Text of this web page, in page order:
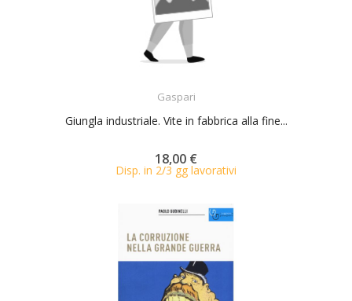
Gaspari
Giungla industriale. Vite in fabbrica alla fine...
18,00 €
Disp. in 2/3 gg lavorativi